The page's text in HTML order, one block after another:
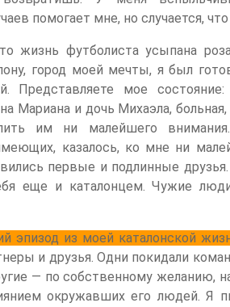
помогает мне, но случается,
жизнь футболиста усыпана
город моей мечты, я был
Представляете мое
Мариана и дочь Михаэла,
им ни малейшего
казалось, ко мне ни
первые и подлинные друзья.
еще и каталонцем. Чужие
эпизод из моей каталонской
и друзья. Одни покидали
— по собственному желанию,
окружавших его людей. Я